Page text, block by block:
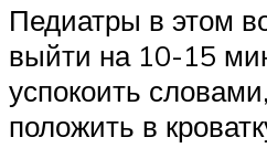
Педиатры в этом
выйти на 10-15
успокоить
положить в